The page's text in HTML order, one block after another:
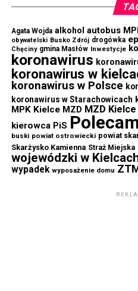
Agata Wojda alkohol autobus
obywatelski Busko Zdrój drogówka
Chęciny gmina Masłów Inwestycje
koronawirus
koronawirus w
koronawirus w Polsce
koronawirus w Starachowicach
MPK Kielce MZD MZD Kielce
kierowca PiS
buski powiat ostrowiecki powiat
Skarżysko Kamienna Straż Miejska
wojewódzki w
wypadek wyposażenie domu